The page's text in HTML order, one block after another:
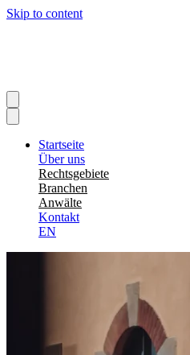
Skip to content
Startseite
Über uns
Rechtsgebiete
Branchen
Anwälte
Kontakt
EN